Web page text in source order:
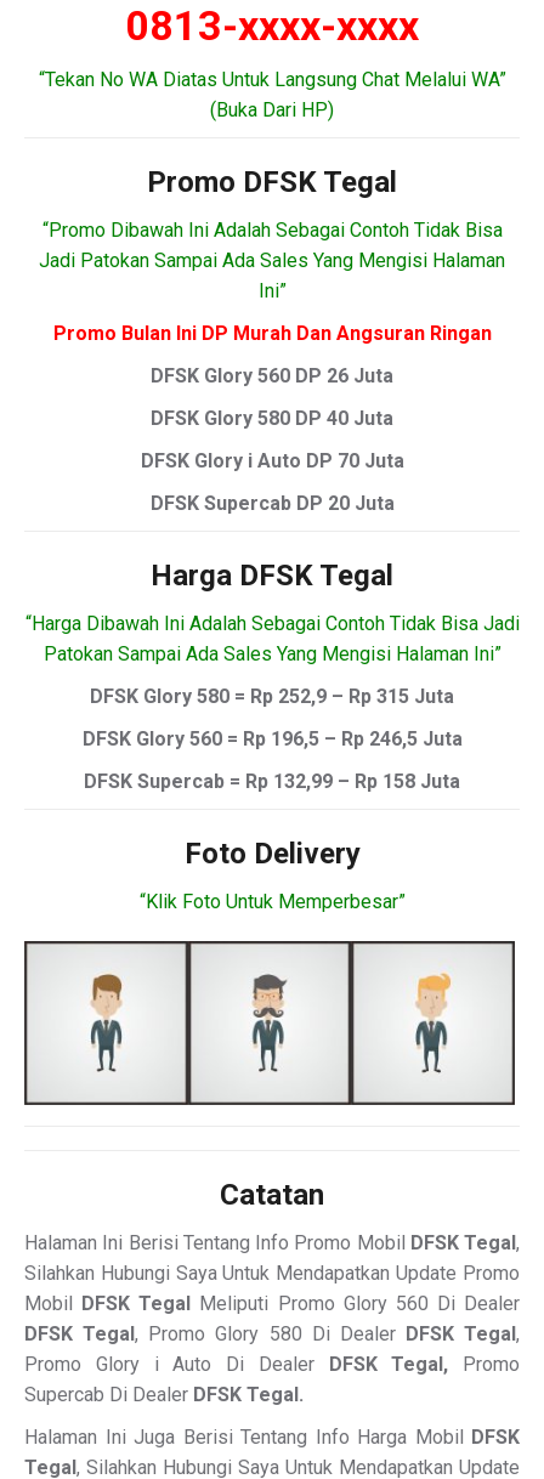
0813-xxxx-xxxx
“Tekan No WA Diatas Untuk Langsung Chat Melalui WA”
(Buka Dari HP)
Promo DFSK Tegal
“Promo Dibawah Ini Adalah Sebagai Contoh Tidak Bisa
Jadi Patokan Sampai Ada Sales Yang Mengisi Halaman
Ini”
Promo Bulan Ini DP Murah Dan Angsuran Ringan
DFSK Glory 560 DP 26 Juta
DFSK Glory 580 DP 40 Juta
DFSK Glory i Auto DP 70 Juta
DFSK Supercab DP 20 Juta
Harga DFSK Tegal
“Harga Dibawah Ini Adalah Sebagai Contoh Tidak Bisa Jadi
Patokan Sampai Ada Sales Yang Mengisi Halaman Ini”
DFSK Glory 580 = Rp 252,9 – Rp 315 Juta
DFSK Glory 560 = Rp 196,5 – Rp 246,5 Juta
DFSK Supercab = Rp 132,99 – Rp 158 Juta
Foto Delivery
“Klik Foto Untuk Memperbesar”
Catatan
Halaman Ini Berisi Tentang Info Promo Mobil DFSK Tegal,
Silahkan Hubungi Saya Untuk Mendapatkan Update Promo
Mobil DFSK Tegal Meliputi Promo Glory 560 Di Dealer
DFSK Tegal, Promo Glory 580 Di Dealer DFSK Tegal,
Promo Glory i Auto Di Dealer DFSK Tegal, Promo
Supercab Di Dealer DFSK Tegal.
Halaman Ini Juga Berisi Tentang Info Harga Mobil DFSK
Tegal, Silahkan Hubungi Saya Untuk Mendapatkan Update